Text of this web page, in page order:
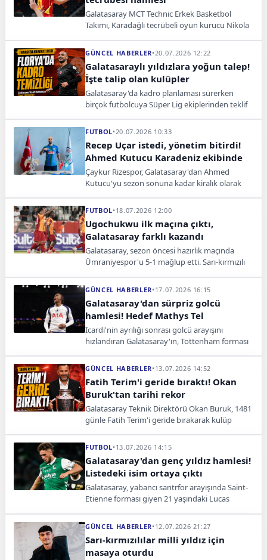
Galatasaray MCT Technic Erkek Basketbol
Takımı, Karadağlı tecrübeli oyun kurucu Nikola
GÜNCEL HABERLER•20.07.2026 12:22
Galatasaraylı yıldızlara yoğun talep!
İşte talip olan kulüpler
Galatasaray'da kadro planlaması sürerken
birçok futbolcuya Süper Lig ekiplerinden teklif
değerlendirecek.
FUTBOL•20.07.2026 10:33
Recep Uçar istedi, yönetim bitirdi!
Ahmed Kutucu Karadeniz ekibinde
Çaykur Rizespor, Galatasaray'dan Ahmed
Kutucu'yu sezon sonuna kadar kiralık olarak
FUTBOL•18.07.2026 12:00
Ugochukwu ilk maçına çıktı,
Galatasaray farklı kazandı
Galatasaray, sezon öncesi hazırlık maçında
Ümraniyespor'u 5-1 mağlup etti. Sarı-kırmızılı
kez forma giydi.
GÜNCEL HABERLER•17.07.2026 16:15
Galatasaray'dan sürpriz golcü
hamlesi! Hedef Mathys Tel
Icardi'nin ayrılığı sonrası golcü arayışını
hızlandıran Galatasaray'ın, Tottenham forması
sürüldü.
GÜNCEL HABERLER•13.07.2026 14:52
Fatih Terim'i geride bıraktı! Okan
Buruk'tan tarihi rekor
Galatasaray Teknik Direktörü Okan Buruk, 1481
günle Fatih Terim'i geride bırakarak kulüp
teknik adam oldu.
FUTBOL•13.07.2026 14:15
Galatasaray'dan genç yıldız hamlesi!
Listedeki isim ortaya çıktı
Galatasaray, yabancı santrfor arayışında Saint-
Etienne forması giyen 21 yaşındaki Lucas
büyüyor.
GÜNCEL HABERLER•12.07.2026 21:27
Sarı-kırmızılılar milli yıldız için
masaya oturdu